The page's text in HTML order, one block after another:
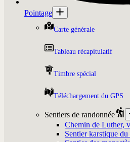
Pointage
Carte générale
Tableau récapitulatif
Timbre spécial
Téléchargement du GPS
Sentiers de randonnée
Chemin de Luther,
Sentier karstique